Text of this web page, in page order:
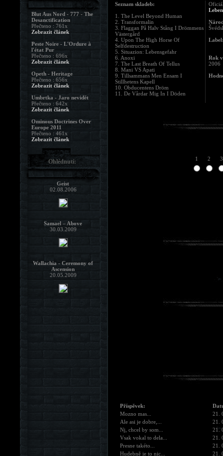
Seznam skladeb:
1. The Level Beyond Human
2. Transformalin
3. Flaggan På Halv Stång I Drömmens
Västergård
4. Upon The High Horse Of
Selfdestruction
5. Situazion: Lebensgefahr
6. Anoxi
7. The Last Breath Of Tellus
8. Mani VS Apati
9. Tillsammans Men Ensam I
Stillhetens Kapell
10. Obducentens Dröm
11. De Vårdar Mig In I Döden
Rok
2006
1 2 3
Příspěvek:
Mozno mas...
21.
Ale asi je dobre,...
21.
Nj, chcel by som...
21.
Vsak vokal to dela...
21.
Presne takéto...
21.
Hudebně je to nic...
21.
Blut Aus Nord - 777 - The
Desanctification
Přečteno : 761x
Zobrazit článek
Peste Noire - L'Ordure à
l'état Pur
Přečteno : 696x
Zobrazit článek
Opeth - Heritage
Přečteno : 656x
Zobrazit článek
Umbrtka - Jaro nevidět
Přečteno : 642x
Zobrazit článek
Ominous Doctrines Over
Europe 2011
Přečteno : 461x
Zobrazit článek
Ohlédnutí:
Geist
02.08.2006
Samael – Above
30.03.2009
Wallachia - Ceremony of
Ascension
20.05.2009